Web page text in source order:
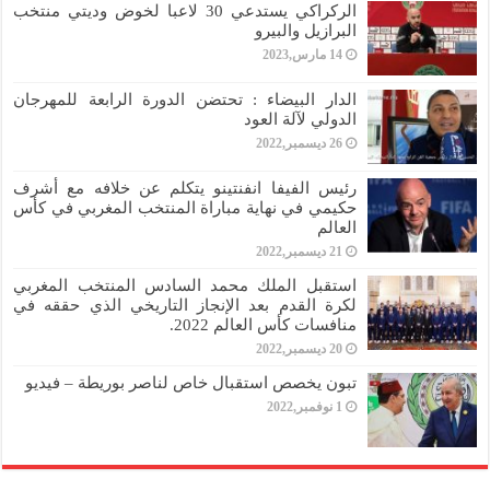
الركراكي يستدعي 30 لاعبا لخوض وديتي منتخب
البرازيل والبيرو
14 مارس,2023
الدار البيضاء : تحتضن الدورة الرابعة للمهرجان
الدولي لآلة العود
26 ديسمبر,2022
رئيس الفيفا انفنتينو يتكلم عن خلافه مع أشرف
حكيمي في نهاية مباراة المنتخب المغربي في كأس
العالم
21 ديسمبر,2022
استقبل الملك محمد السادس المنتخب المغربي
لكرة القدم بعد الإنجاز التاريخي الذي حققه في
منافسات كأس العالم 2022.
20 ديسمبر,2022
تبون يخصص استقبال خاص لناصر بوريطة – فيديو
1 نوفمبر,2022